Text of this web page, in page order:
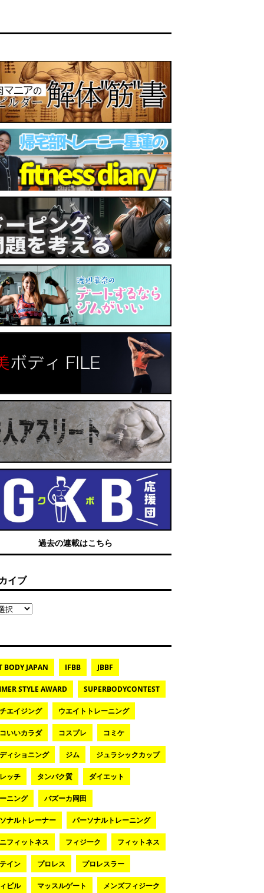
過去の連載はこちら
イブ
BODY JAPAN IFBB JBBF
STYLE AWARD SUPERBODYCONTEST
エイジング ウエイトトレーニング
いいカラダ コスプレ コミケ
ィショニング ジム ジュラシックカップ
ッチ タンパク質 ダイエット
ニング バズーカ岡田
ナルトレーナー パーソナルトレーニング
フィットネス フィジーク フィットネス
イン プロレス プロレスラー
ビル マッスルゲート メンズフィジーク